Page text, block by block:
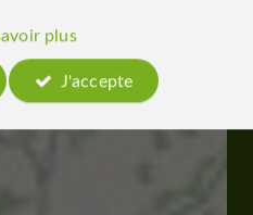
plus
J'accepte